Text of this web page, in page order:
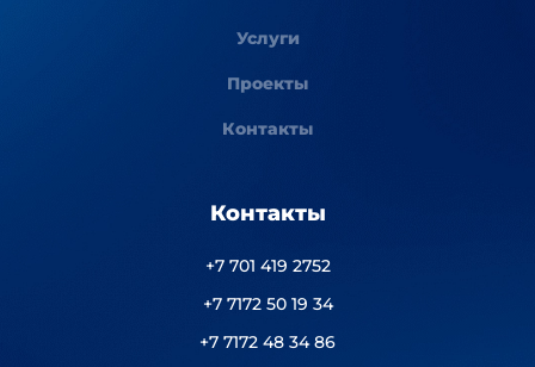
Услуги
Проекты
Контакты
Контакты
+7 701 419 2752
+7 7172 50 19 34
+7 7172 48 34 86